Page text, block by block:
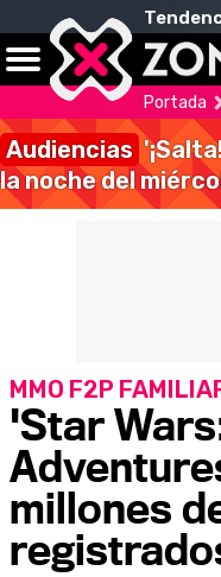
Portada
Audiencias
la noche del
'Star
millones
MMO F2P